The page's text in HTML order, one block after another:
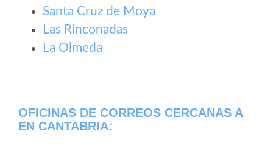
Santa Cruz de Moya
Las Rinconadas
La Olmeda
OFICINAS DE CORREOS CERCANAS A
EN CANTABRIA: